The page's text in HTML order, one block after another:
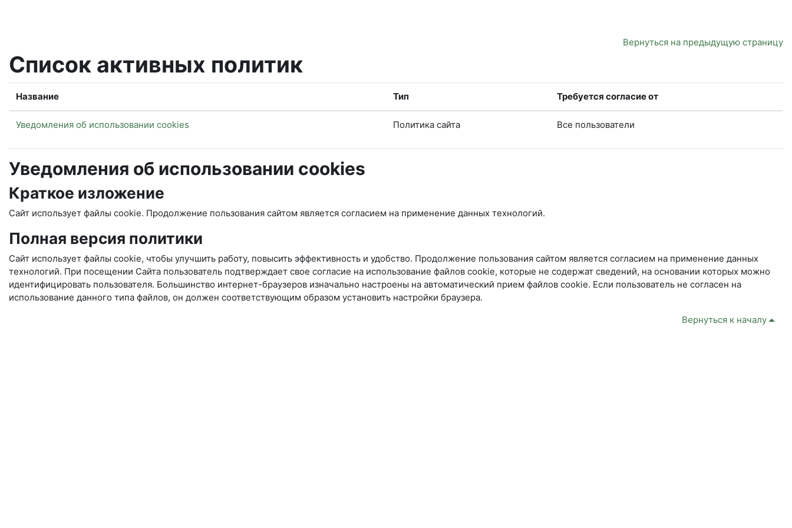
Вернуться на предыдущую страницу
Список активных политик
Название Тип Требуется согласие от
Уведомления об использовании cookies Политика сайта Все пользователи
Уведомления об использовании cookies
Краткое изложение
Сайт использует файлы cookie. Продолжение пользования сайтом является согласием на применение данных технологий.
Полная версия политики
Сайт использует файлы cookie, чтобы улучшить работу, повысить эффективность и удобство. Продолжение пользования сайтом является согласием на применение данных
технологий. При посещении Сайта пользователь подтверждает свое согласие на использование файлов cookie, которые не содержат сведений, на основании которых можно
идентифицировать пользователя. Большинство интернет-браузеров изначально настроены на автоматический прием файлов cookie. Если пользователь не согласен на
использование данного типа файлов, он должен соответствующим образом установить настройки браузера.
Вернуться к началу